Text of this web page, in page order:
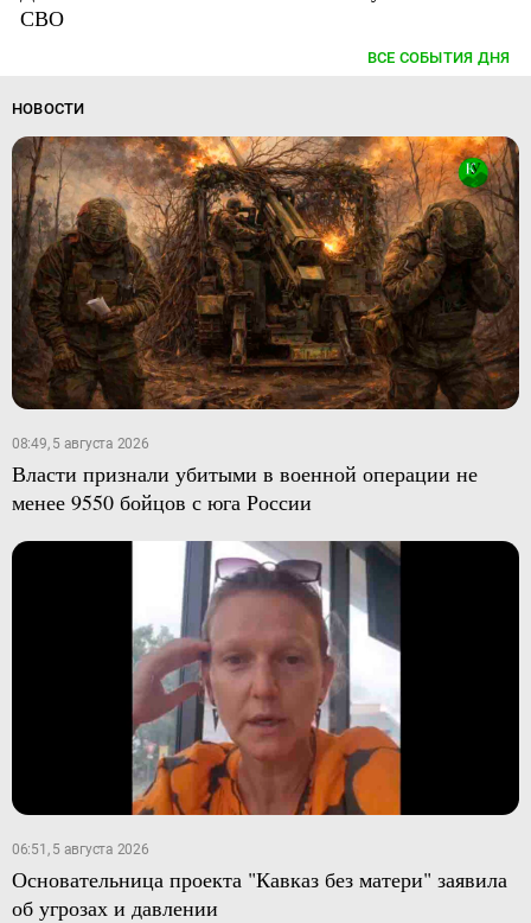
СВО
ВСЕ СОБЫТИЯ ДНЯ
НОВОСТИ
08:49, 5 августа 2026
Власти признали убитыми в военной операции не
менее 9550 бойцов с юга России
06:51, 5 августа 2026
Основательница проекта "Кавказ без матери" заявила
об угрозах и давлении